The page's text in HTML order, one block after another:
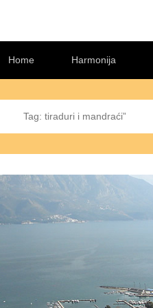
Home
Harmonija
Tag: tiraduri i mandraći”